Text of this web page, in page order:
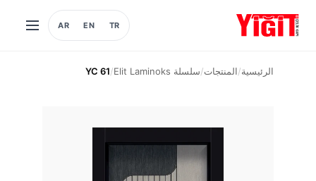
TR
EN
AR
فتح
الرئيسية/المنتجات/سلسلة Elit Laminoks /
YC 61